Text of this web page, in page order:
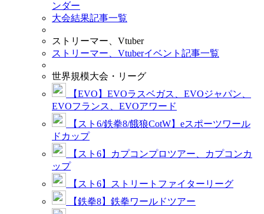
ンダー
大会結果記事一覧
ストリーマー、Vtuber
ストリーマー、Vtuberイベント記事一覧
世界規模大会・リーグ
【EVO】EVOラスベガス、EVOジャパン、
EVOフランス、EVOアワード
【スト6/鉄拳8/餓狼CotW】eスポーツワール
ドカップ
【スト6】カプコンプロツアー、カプコンカ
ップ
【スト6】ストリートファイターリーグ
【鉄拳8】鉄拳ワールドツアー